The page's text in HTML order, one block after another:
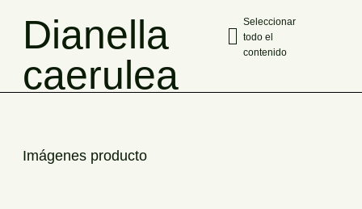
Dianella
caerulea
Seleccionar
todo el
contenido
Imágenes producto